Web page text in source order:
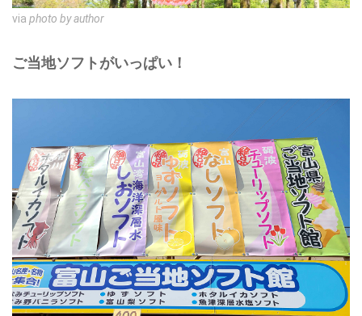
via photo by author
ご当地ソフトがいっぱい！